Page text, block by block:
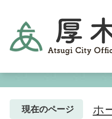
現在のページ ホ